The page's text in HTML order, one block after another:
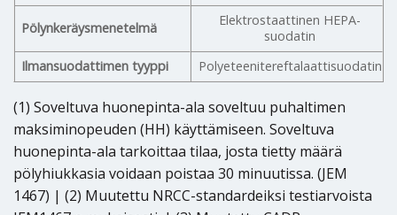
Pölynkeräysmenetelmä
Elektrostaattinen HEPA-
suodatin
Ilmansuodattimen tyyppi
Polyeteenitereftalaattisuodatin
(1) Soveltuva huonepinta-ala soveltuu puhaltimen
maksiminopeuden (HH) käyttämiseen. Soveltuva
huonepinta-ala tarkoittaa tilaa, josta tietty määrä
pölyhiukkasia voidaan poistaa 30 minuutissa. (JEM
1467) | (2) Muutettu NRCC-standardeiksi testiarvoista